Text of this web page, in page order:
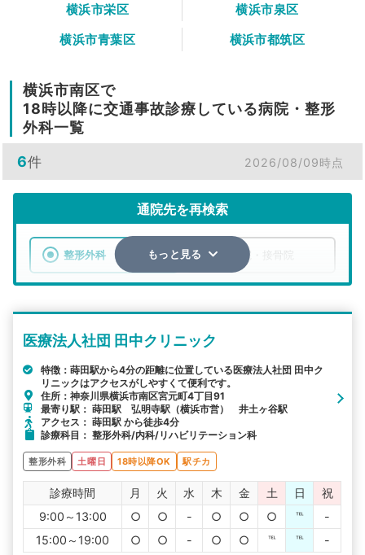
横浜市栄区
横浜市泉区
横浜市青葉区
横浜市都筑区
横浜市南区で
18時以降に交通事故診療している病院・整形
外科一覧
6件 2026/08/09時点
通院先を再検索
整形外科 整骨院・接骨院
検索する
詳細条件で絞り込む
その他の検索方法
もっと見る
医療法人社団 田中クリニック
特徴：蒔田駅から4分の距離に位置している医療法人社団 田中ク
リニックはアクセスがしやすくて便利です。
住所：神奈川県横浜市南区宮元町4丁目91
最寄り駅： 蒔田駅 弘明寺駅（横浜市営） 井土ヶ谷駅
アクセス： 蒔田駅 から徒歩4分
診療科目： 整形外科/内科/リハビリテーション科
整形外科 土曜日 18時以降OK 駅チカ
診療時間 月 火 水 木 金 土 日
祝
9:00～13:00
○ ○ - ○ ○ ○ ℡
-
15:00～19:00
○ ○ - ○ ○ ℡ ℡ -